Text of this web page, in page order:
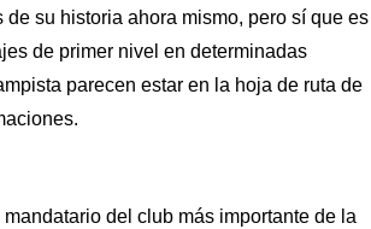
su historia ahora mismo, pero sí que es
de primer nivel en determinadas
parecen estar en la hoja de ruta de
del club más importante de la